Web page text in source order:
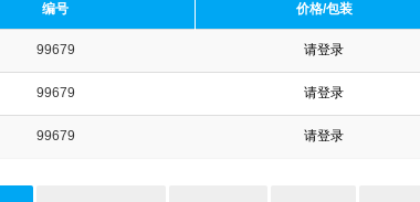
收藏产品
编号 价格/包装
99679 请登录
99679 请登录
99679 请登录